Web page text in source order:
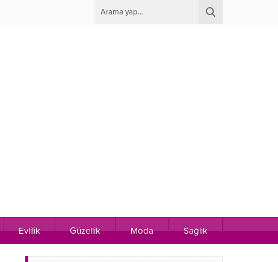
Evlilik Güzellik Moda Sağlık